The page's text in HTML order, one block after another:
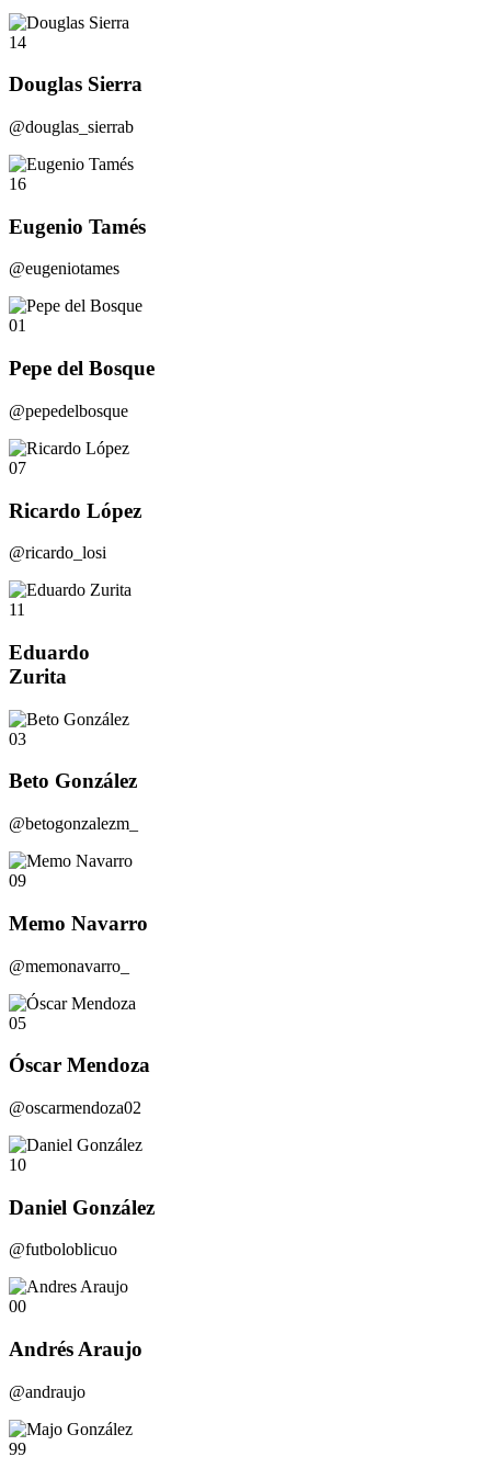
14
Douglas Sierra
@douglas_sierrab
16
Eugenio Tamés
@eugeniotames
01
Pepe del Bosque
@pepedelbosque
07
Ricardo López
@ricardo_losi
11
Eduardo
Zurita
03
Beto González
@betogonzalezm_
09
Memo Navarro
@memonavarro_
05
Óscar Mendoza
@oscarmendoza02
10
Daniel González
@futboloblicuo
00
Andrés Araujo
@andraujo
99